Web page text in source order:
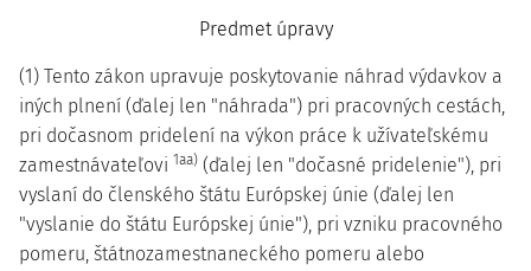
Predmet úpravy
(1) Tento zákon upravuje poskytovanie náhrad výdavkov a
iných plnení (ďalej len "náhrada") pri pracovných cestách,
pri dočasnom pridelení na výkon práce k užívateľskému
zamestnávateľovi 1aa) (ďalej len "dočasné pridelenie"), pri
vyslaní do členského štátu Európskej únie (ďalej len
"vyslanie do štátu Európskej únie"), pri vzniku pracovného
pomeru, štátnozamestnaneckého pomeru alebo